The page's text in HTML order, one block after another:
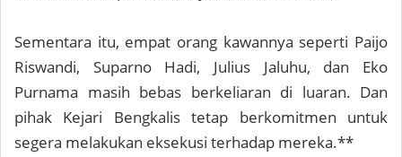
Sementara itu, empat orang kawannya seperti Paijo
Riswandi, Suparno Hadi, Julius Jaluhu, dan Eko
Purnama masih bebas berkeliaran di luaran. Dan
pihak Kejari Bengkalis tetap berkomitmen untuk
segera melakukan eksekusi terhadap mereka.**